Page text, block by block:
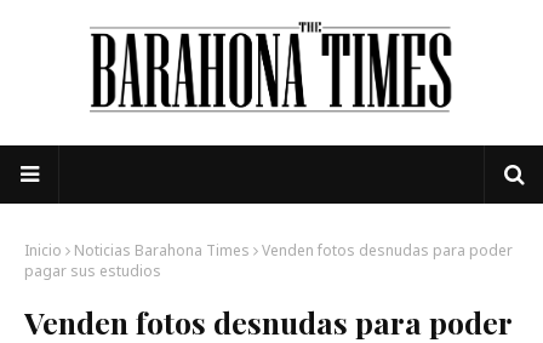
Inicio Noticias Barahona Times
Venden fotos desnudas para poder
pagar sus estudios
Venden fotos desnudas para poder